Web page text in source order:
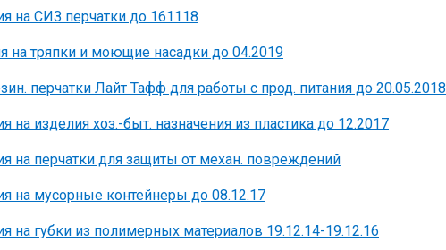
на СИЗ перчатки до 161118
на тряпки и моющие насадки до 04.2019
перчатки Лайт Тафф для работы с прод. питания до 20.05.2018
на изделия хоз.-быт. назначения из пластика до 12.2017
на перчатки для защиты от механ. повреждений
на мусорные контейнеры до 08.12.17
на губки из полимерных материалов 19.12.14-19.12.16